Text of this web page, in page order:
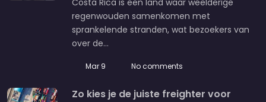
Costa Rica is een land waar weelderige
regenwouden samenkomen met
sprankelende stranden, wat bezoekers van
over de…
Mar 9 No comments
Zo kies je de juiste freighter voor